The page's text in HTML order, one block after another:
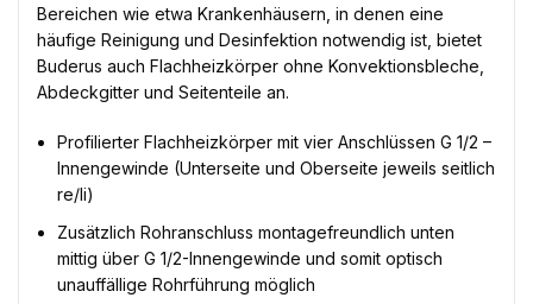
Bereichen wie etwa Krankenhäusern, in denen eine
häufige Reinigung und Desinfektion notwendig ist, bietet
Buderus auch Flachheizkörper ohne Konvektionsbleche,
Abdeckgitter und Seitenteile an.
Profilierter Flachheizkörper mit vier Anschlüssen G 1/2 –
Innengewinde (Unterseite und Oberseite jeweils seitlich
re/li)
Zusätzlich Rohranschluss montagefreundlich unten
mittig über G 1/2-Innengewinde und somit optisch
unauffällige Rohrführung möglich